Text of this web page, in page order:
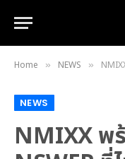
Home » NEWS » NMIXX พร้อม
NEWS
NMIXX พ